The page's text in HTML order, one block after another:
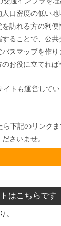
口密度の低い地
訪れる方の利便
ることで、公
スマップを作
お役に立てれば
イトも運営して
下記のリンクま
さいませ。
はこちらです
。